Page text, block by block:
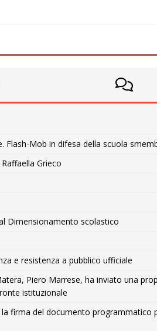
Flash-Mob in difesa della scuola
Grieco
Dimensionamento scolastico
e resistenza a pubblico ufficiale
Piero Marrese, ha inviato una
istituzionale
firma del documento programmatico